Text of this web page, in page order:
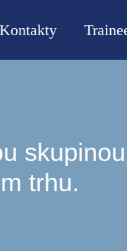
Kontakty
skupinou
trhu.